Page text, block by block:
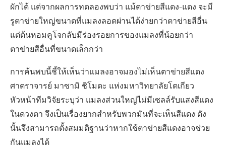
ผักได้ แต่จากผลการทดลองพบว่า แม้ตาข่ายสีแดง-แดง จะมี
รูตาข่ายใหญ่ขนาดที่แมลงลอดผ่านได้ง่ายกว่าตาข่ายสีอื่น
แต่ต้นหอมคูโจกลับมีร่องรอยการของแมลงที่น้อยกว่า
ตาข่ายสีอื่นที่ขนาดเล็กกว่า
การค้นพบนี้ชี้ให้เห็นว่าแมลงอาจมองไม่เห็นตาข่ายสีแดง
ศาตราจารย์ มาซามิ ชิโมดะ แห่งมหาวิทยาลัยโตเกียว
หัวหน้าทีมวิจัยระบุว่า แมลงส่วนใหญ่ไม่มีเซลล์รับแสงสีแดง
ในดวงตา จึงเป็นเรื่องยากสำหรับพวกมันที่จะเห็นสีแดง ดัง
นั้นจึงสามารถตั้งสมมติฐานว่าหากใช้ตาข่ายสีแดงอาจช่วย
กันแมลงได้